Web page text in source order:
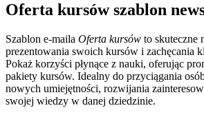
Oferta kursów szablon
Szablon e-maila Oferta kursów to skuteczne
prezentowania swoich kursów i zachęcania
Pokaż korzyści płynące z nauki, oferując
pakiety kursów. Idealny do przyciągania
nowych umiejętności, rozwijania
swojej wiedzy w danej dziedzinie.